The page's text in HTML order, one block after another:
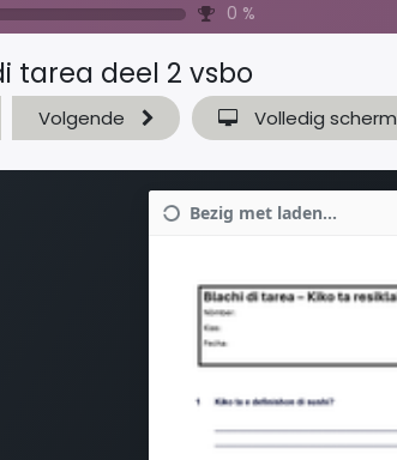
0 %
tarea deel 2 vsbo
Volgende Volledig scherm